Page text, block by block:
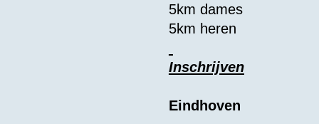
5km dames
5km heren
Inschrijven
Eindhoven